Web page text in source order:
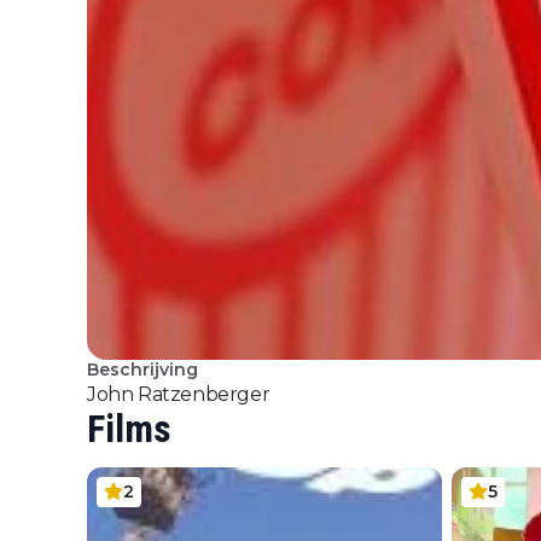
Beschrijving
John Ratzenberger
Films
2 5